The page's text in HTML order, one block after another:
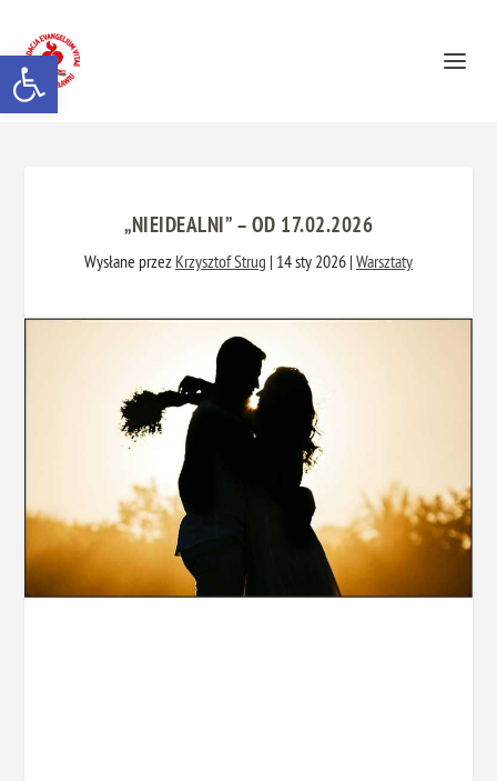
Otwórz pasek narzędzi
„NIEIDEALNI” – OD 17.02.2026
Wysłane przez Krzysztof Strug | 14 sty 2026 | Warsztaty